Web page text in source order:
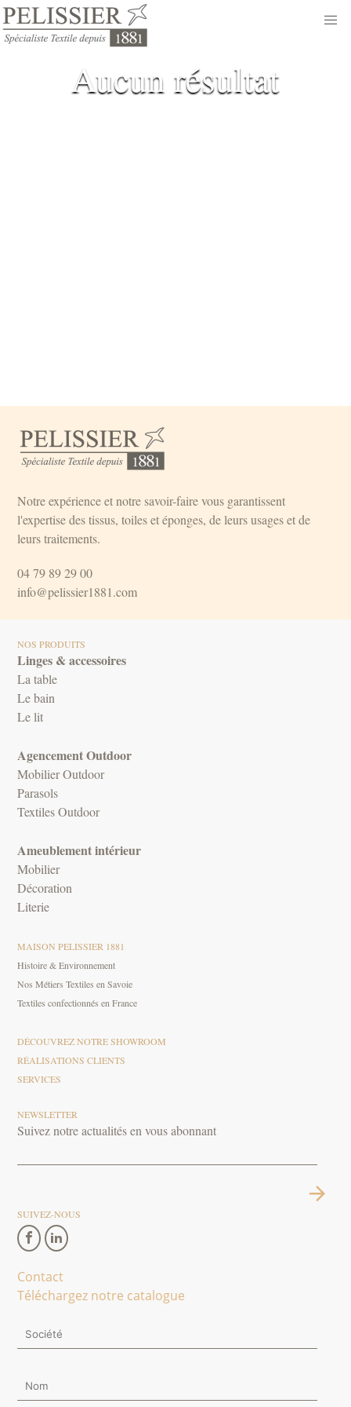
Aucun résultat
Notre expérience et notre savoir-faire vous garantissent
l'expertise des tissus, toiles et éponges, de leurs usages et de
leurs traitements.
04 79 89 29 00
info@pelissier1881.com
NOS PRODUITS
Linges & accessoires
La table
Le bain
Le lit
Agencement Outdoor
Mobilier Outdoor
Parasols
Textiles Outdoor
Ameublement intérieur
Mobilier
Décoration
Literie
MAISON PELISSIER 1881
Histoire & Environnement
Nos Métiers Textiles en Savoie
Textiles confectionnés en France
DÉCOUVREZ NOTRE SHOWROOM
RÉALISATIONS CLIENTS
SERVICES
NEWSLETTER
Suivez notre actualités en vous abonnant
SUIVEZ-NOUS
Contact
Téléchargez notre catalogue